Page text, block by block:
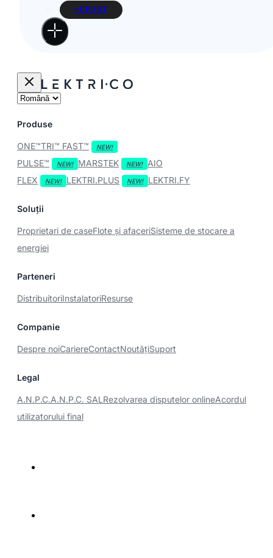
SUPORT
Produse
ONE™TRI™ FAST™
PULSE™
MARSTEK
AIO
FLEX
LEKTRI.PLUS LEKTRI.FY
Soluții
Proprietari de caseFlote și afaceriSisteme de stocare a
energiei
Parteneri
DistribuitoriInstalatoriResurse
Companie
Despre noiCariereContactNoutăţiSuport
Legal
A.N.P.C.A.N.P.C. SALRezolvarea disputelor onlineAcordul
utilizatorului final